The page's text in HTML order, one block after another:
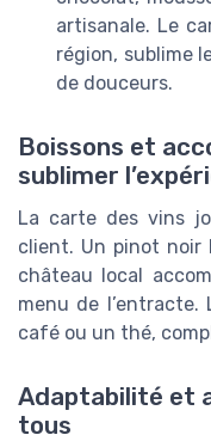
artisanale. Le
région, sublime
de douceurs.
Boissons et
sublimer
La carte des vins
client. Un pinot noir
château local
menu de l’entracte.
café ou un thé,
Adaptabilité et
tous